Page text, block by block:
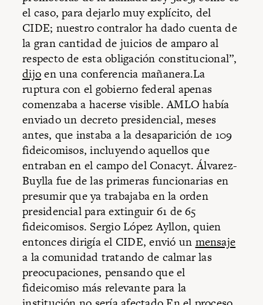
el caso, para dejarlo muy explícito, del
CIDE; nuestro contralor ha dado cuenta de
la gran cantidad de juicios de amparo al
respecto de esta obligación constitucional”,
dijoen una conferencia mañanera.La
ruptura con el gobierno federal apenas
comenzaba a hacerse visible. AMLO había
enviado un decreto presidencial, meses
antes, que instaba a la desaparición de 109
fideicomisos, incluyendo aquellos que
entraban en el campo del Conacyt. Álvarez-
Buylla fue de las primeras funcionarias en
presumir que ya trabajaba en la orden
presidencial para extinguir 61 de 65
fideicomisos. Sergio López Ayllon, quien
entonces dirigía el CIDE, envió un mensaje
a la comunidad tratando de calmar las
preocupaciones, pensando que el
fideicomiso más relevante para la